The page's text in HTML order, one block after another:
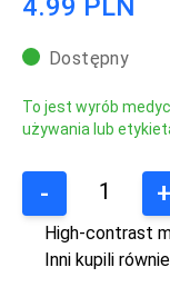
4.99 PLN
Dostępny
To jest wyrób
używania lub
- +
High-contrast
Inni kupili